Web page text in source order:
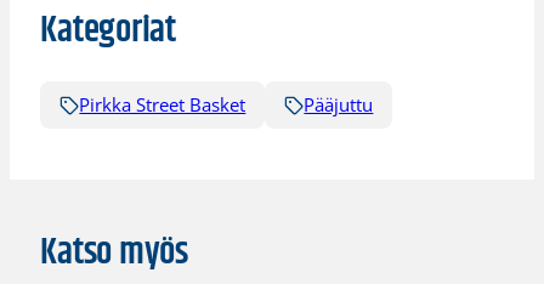
Kategoriat
Pirkka Street Basket Pääjuttu
Katso myös